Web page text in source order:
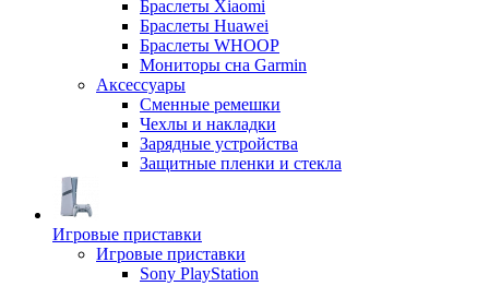
Браслеты Xiaomi
Браслеты Huawei
Браслеты WHOOP
Мониторы сна Garmin
Аксессуары
Сменные ремешки
Чехлы и накладки
Зарядные устройства
Защитные пленки и стекла
Игровые приставки
Игровые приставки
Sony PlayStation